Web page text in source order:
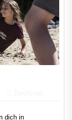
dich in